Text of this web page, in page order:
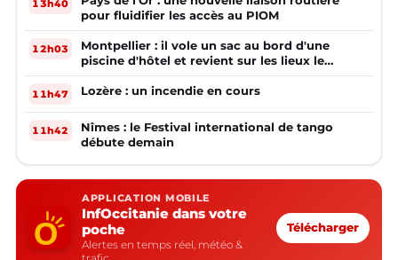
13h40
pour fluidifier les accès au PIOM
12h03
Montpellier : il vole un sac au bord d'une
piscine d'hôtel et revient sur les lieux le
lendemain
11h47 Lozère : un incendie en cours
11h42
Nîmes : le Festival international de tango
débute demain
APPLICATION MOBILE
InfOccitanie dans votre
poche
Alertes en temps réel, météo &
Télécharger